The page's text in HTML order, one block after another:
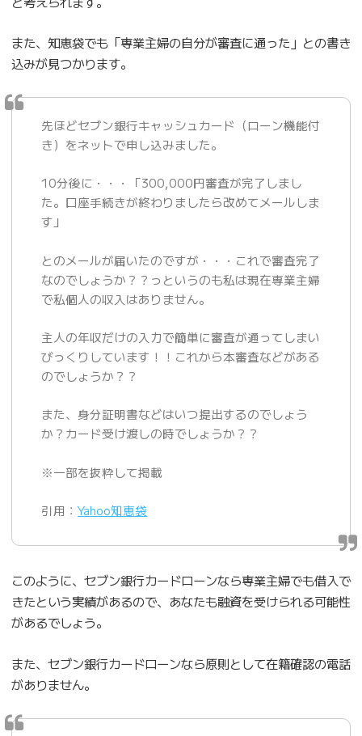
また、知恵袋でも「専業主婦の自分が審査に通った」との書き
込みが見つかります。
先ほどセブン銀行キャッシュカード（ローン機能付
き）をネットで申し込みました。
10分後に・・・「300,000円審査が完了しまし
た。口座手続きが終わりましたら改めてメールしま
す」
とのメールが届いたのですが・・・これで審査完了
なのでしょうか？？っというのも私は現在専業主婦
で私個人の収入はありません。
主人の年収だけの入力で簡単に審査が通ってしまい
びっくりしています！！これから本審査などがある
のでしょうか？？
また、身分証明書などはいつ提出するのでしょう
か？カード受け渡しの時でしょうか？？
※一部を抜粋して掲載
引用：Yahoo知恵袋
このように、セブン銀行カードローンなら専業主婦でも借入で
きたという実績があるので、あなたも融資を受けられる可能性
があるでしょう。
また、セブン銀行カードローンなら原則として在籍確認の電話
がありません。